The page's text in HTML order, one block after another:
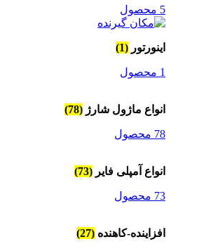
5 محصول
اینورتور (1)
1 محصول
انواع ماژول شارژ (78)
78 محصول
انواع آمپلی فایر (73)
73 محصول
افزاینده-کاهنده (27)